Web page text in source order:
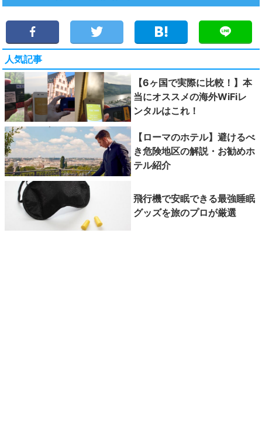
人気記事
【6ヶ国で実際に比較！】本
当にオススメの海外WiFiレ
ンタルはこれ！
【ローマのホテル】避けるべ
き危険地区の解説・お勧めホ
テル紹介
飛行機で安眠できる最強睡眠
グッズを旅のプロが厳選